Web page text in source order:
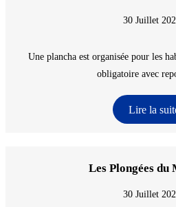
30 Juillet
Une plancha est organisée pour les
obligatoire avec
Lire la
Les Plongées du
30 Juillet